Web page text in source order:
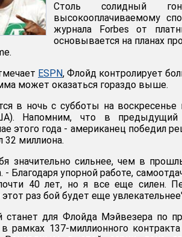
Столь солидный
высокооплачиваемому
журнала Forbes от
основывается на планах
ESPN, Флойд контролирует
может оказаться гораздо выше.
в ночь с субботы на воскресенье
Напомним, что в
этого года - американец победил
32 миллиона.
значительно сильнее, чем в
- Благодаря упорной работе,
40 лет, но я все еще силен.
раз бой будет еще
станет для Флойда Мэйвезера по
рамках 137-миллионного